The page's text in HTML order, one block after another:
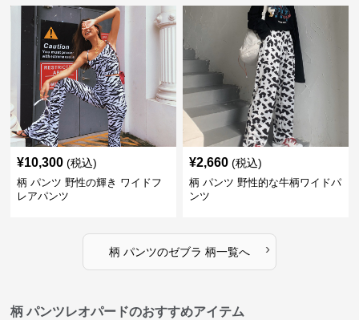
¥10,300 (税込)
柄 パンツ 野性の輝き ワイドフ
レアパンツ
¥2,660 (税込)
柄 パンツ 野性的な牛柄ワイドパ
ンツ
柄 パンツのゼブラ 柄一覧へ ›
柄 パンツレオパードのおすすめアイテム